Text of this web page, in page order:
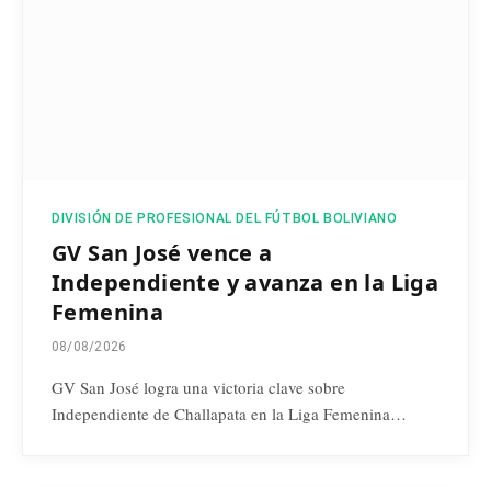
DIVISIÓN DE PROFESIONAL DEL FÚTBOL BOLIVIANO
GV San José vence a
Independiente y avanza en la Liga
Femenina
08/08/2026
GV San José logra una victoria clave sobre
Independiente de Challapata en la Liga Femenina…